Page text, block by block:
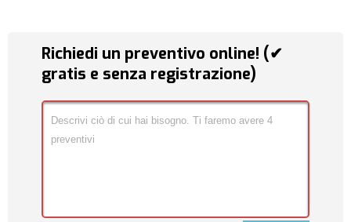
Richiedi un preventivo online! (✔
gratis e senza registrazione)